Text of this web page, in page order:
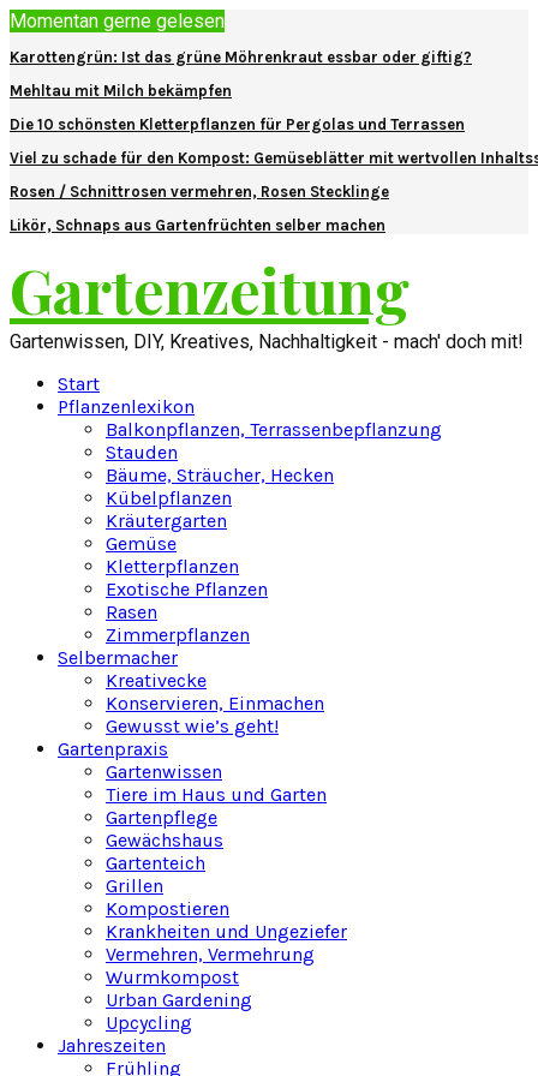
Momentan gerne gelesen
Karottengrün: Ist das grüne Möhrenkraut essbar oder giftig?
Mehltau mit Milch bekämpfen
Die 10 schönsten Kletterpflanzen für Pergolas und Terrassen
Viel zu schade für den Kompost: Gemüseblätter mit wertvollen
Rosen / Schnittrosen vermehren, Rosen Stecklinge
Likör, Schnaps aus Gartenfrüchten selber machen
Gartenzeitung
Gartenwissen, DIY, Kreatives, Nachhaltigkeit - mach' doch mit!
Start
Pflanzenlexikon
Balkonpflanzen, Terrassenbepflanzung
Stauden
Bäume, Sträucher, Hecken
Kübelpflanzen
Kräutergarten
Gemüse
Kletterpflanzen
Exotische Pflanzen
Rasen
Zimmerpflanzen
Selbermacher
Kreativecke
Konservieren, Einmachen
Gewusst wie’s geht!
Gartenpraxis
Gartenwissen
Tiere im Haus und Garten
Gartenpflege
Gewächshaus
Gartenteich
Grillen
Kompostieren
Krankheiten und Ungeziefer
Vermehren, Vermehrung
Wurmkompost
Urban Gardening
Upcycling
Jahreszeiten
Frühling